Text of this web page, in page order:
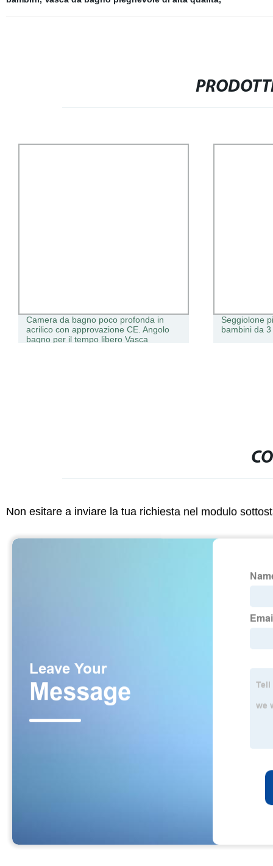
Camera da bagno poco profonda in
acrilico con approvazione CE. Angolo
bagno per il tempo libero Vasca
Seggiolone
bambini da 3
Non esitare a inviare la tua richiesta nel modulo